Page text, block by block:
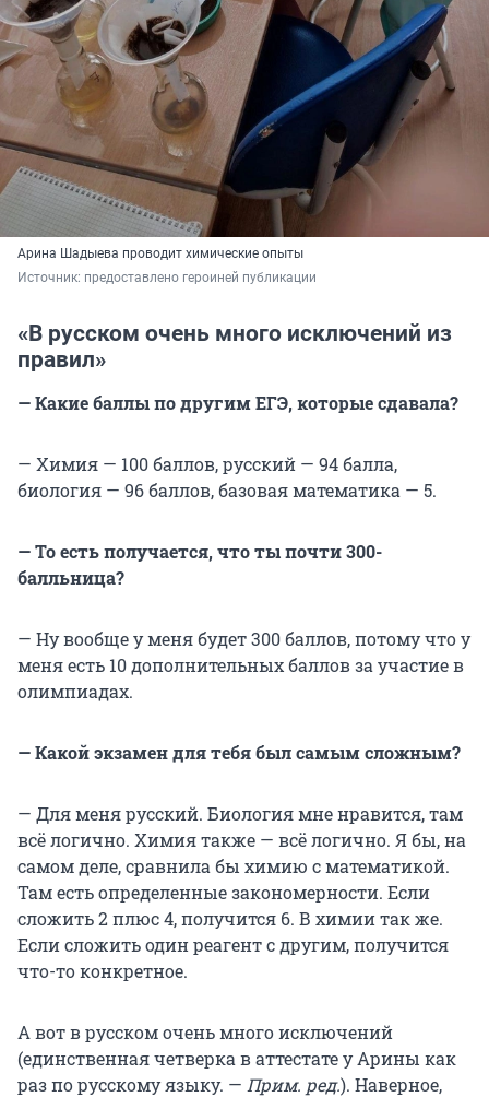
Арина Шадыева проводит химические опыты
Источник: предоставлено героиней публикации
«В русском очень много исключений из
правил»
— Какие баллы по другим ЕГЭ, которые сдавала?
— Химия — 100 баллов, русский — 94 балла,
биология — 96 баллов, базовая математика — 5.
— То есть получается, что ты почти 300-
балльница?
— Ну вообще у меня будет 300 баллов, потому что у
меня есть 10 дополнительных баллов за участие в
олимпиадах.
— Какой экзамен для тебя был самым сложным?
— Для меня русский. Биология мне нравится, там
всё логично. Химия также — всё логично. Я бы, на
самом деле, сравнила бы химию с математикой.
Там есть определенные закономерности. Если
сложить 2 плюс 4, получится 6. В химии так же.
Если сложить один реагент с другим, получится
что-то конкретное.
А вот в русском очень много исключений
(единственная четверка в аттестате у Арины как
раз по русскому языку. — Прим. ред.). Наверное,